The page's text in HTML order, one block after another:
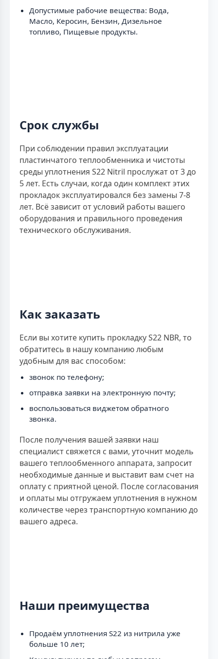
Допустимые рабочие вещества: Вода,
Масло, Керосин, Бензин, Дизельное
топливо, Пищевые продукты.
Срок службы
При соблюдении правил эксплуатации
пластинчатого теплообменника и чистоты
среды уплотнения S22 Nitril прослужат от 3 до
5 лет. Есть случаи, когда один комплект этих
прокладок эксплуатировался без замены 7-8
лет. Всё зависит от условий работы вашего
оборудования и правильного проведения
технического обслуживания.
Как заказать
Если вы хотите купить прокладку S22 NBR, то
обратитесь в нашу компанию любым
удобным для вас способом:
звонок по телефону;
отправка заявки на электронную почту;
воспользоваться виджетом обратного
звонка.
После получения вашей заявки наш
специалист свяжется с вами, уточнит модель
вашего теплообменного аппарата, запросит
необходимые данные и выставит вам счет на
оплату с приятной ценой. После согласования
и оплаты мы отгружаем уплотнения в нужном
количестве через транспортную компанию до
вашего адреса.
Наши преимущества
Продаём уплотнения S22 из нитрила уже
больше 10 лет;